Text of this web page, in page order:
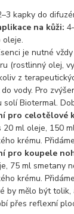
kapky do
na kůži:
je nutné
(rostlinný olej,
z
vody. Pro
solí Biotermal.
pro celotělové
20 ml oleje, 150
krému.
pro koupele
75 ml smetany
krému.
by mělo být
přes reflexní